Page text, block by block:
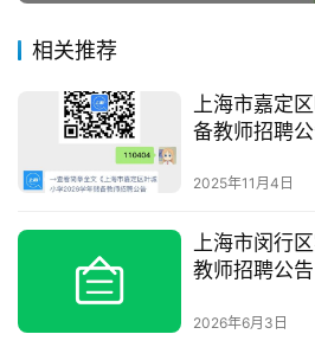
相关推荐
上海市嘉定
备教师招聘
2025年11月4日
上海市闵行
教师招聘公告
2026年6月3日